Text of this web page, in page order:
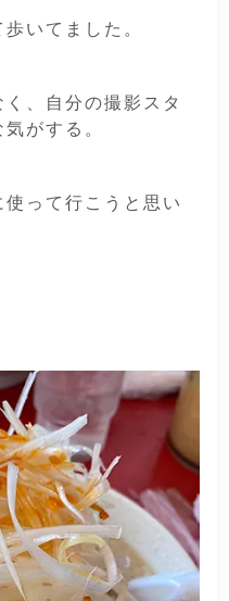
いてました。
、自分の撮影スタ
がする。
って行こうと思い